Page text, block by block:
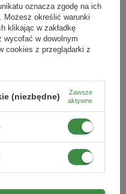
oznacza zgodę na ich
Możesz określić warunki
klikając w zakładkę
wycofać w dowolnym
cookies z przeglądarki z
(niezbędne)
Zawsze
aktywne